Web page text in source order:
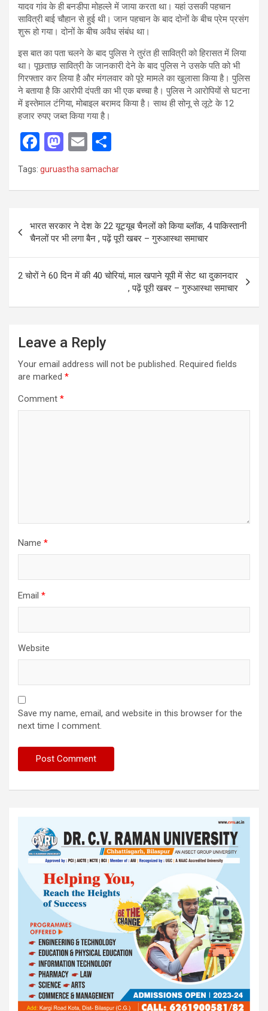
यादव गांव के ही बनडीपा मोहल्ले में जाया करता था। यहां उसकी पहचान
सावित्री बाई चौहान से हुई थी। जान पहचान के बाद दोनों के बीच प्रेम प्रसंग
शुरू हो गया। दोनों के बीच अवैध संबंध था।
इस बात का पता चलने के बाद पुलिस ने तुरंत ही सावित्री को हिरासत में लिया
था। पूछताछ सावित्री के जानकारी देने के बाद पुलिस ने उसके पति को भी
गिरफ्तार कर लिया है और मंगलवार को पूरे मामले का खुलासा किया है। पुलिस
ने बताया है कि आरोपी दंपती का भी एक बच्चा है। पुलिस ने आरोपियों से घटना
में इस्तेमाल टंगिया, मोबाइल बरामद किया है। साथ ही सोनू से लूटे के 12
हजार रुपए जब्त किया गया है।
F
ce
o
o
k
M
a
st
d
o
n
E
ail ar
Tags: guruastha samachar
navigation
भारत सरकार ने देश के 22 यूट्यूब चैनलों को किया ब्लॉक, 4 पाकिस्तानी
चैनलों पर भी लगा बैन , पढ़ें पूरी खबर – गुरुआस्था समाचार
2 चोरों ने 60 दिन में की 40 चोरियां, माल खपाने यूपी में सेट था दुकानदार
, पढ़ें पूरी खबर – गुरुआस्था समाचार
Leave a Reply
Your email address will not be published. Required fields
are marked *
Comment *
Name *
Email *
Website
Save my name, email, and website in this browser for the
next time I comment.